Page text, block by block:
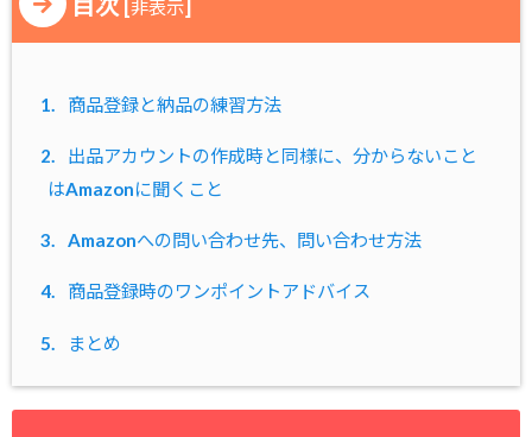
[非表示]
1. 商品登録と納品の練習方法
2.
出品アカウントの作成時と同様に、分からないこと
はAmazonに聞くこと
3. Amazonへの問い合わせ先、問い合わせ方法
4. 商品登録時のワンポイントアドバイス
5. まとめ